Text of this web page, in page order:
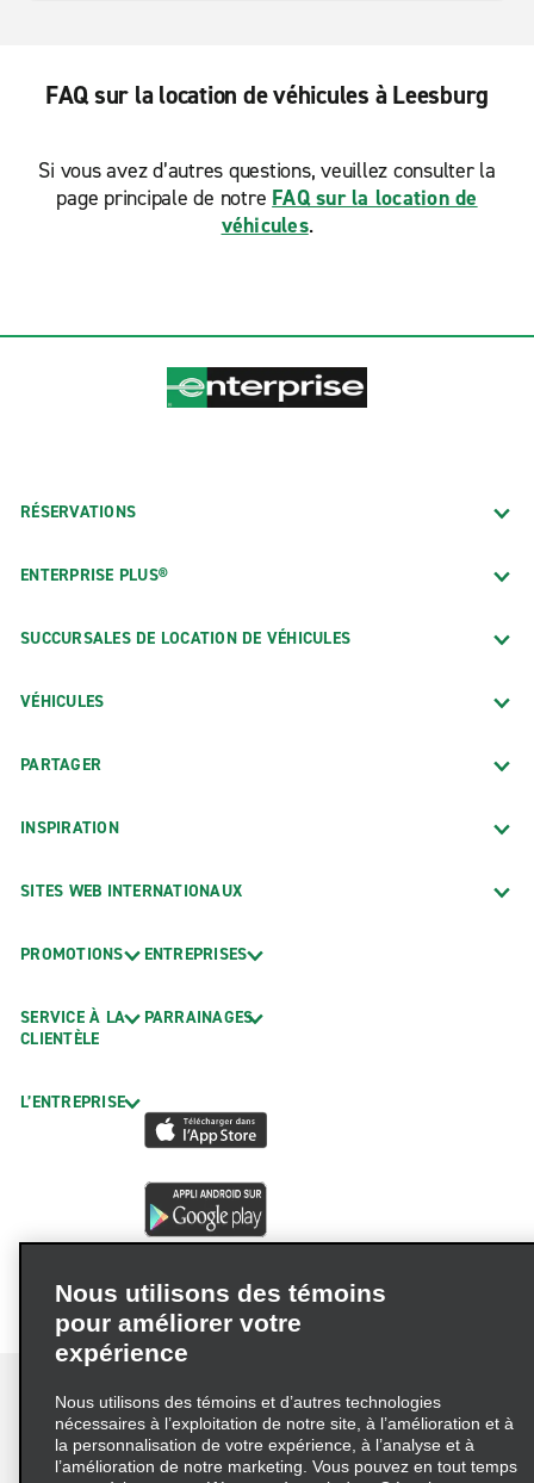
FAQ sur la location de véhicules à Leesburg
Si vous avez d’autres questions, veuillez consulter la
page principale de notre FAQ sur la location de
véhicules.
RÉSERVATIONS
ENTERPRISE PLUS®
SUCCURSALES DE LOCATION DE VÉHICULES
VÉHICULES
PARTAGER
INSPIRATION
SITES WEB INTERNATIONAUX
PROMOTIONS
SERVICE À LA
CLIENTÈLE
L’ENTREPRISE
ENTREPRISES
PARRAINAGES
Conditions d’utilisation Politique de confidentialité
Nous utilisons des témoins
pour améliorer votre
expérience
Nous utilisons des témoins et d’autres technologies
nécessaires à l’exploitation de notre site, à l’amélioration et à
la personnalisation de votre expérience, à l’analyse et à
l’amélioration de notre marketing. Vous pouvez en tout temps